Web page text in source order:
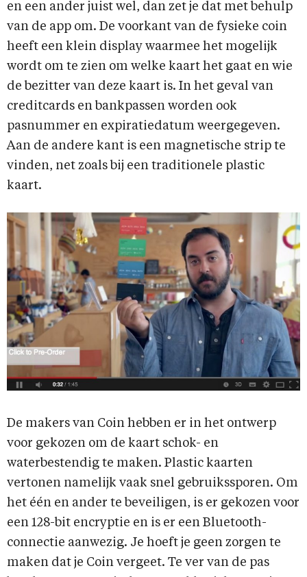
en een ander juist wel, dan zet je dat met behulp
van de app om. De voorkant van de fysieke coin
heeft een klein display waarmee het mogelijk
wordt om te zien om welke kaart het gaat en wie
de bezitter van deze kaart is. In het geval van
creditcards en bankpassen worden ook
pasnummer en expiratiedatum weergegeven.
Aan de andere kant is een magnetische strip te
vinden, net zoals bij een traditionele plastic
kaart.
De makers van Coin hebben er in het ontwerp
voor gekozen om de kaart schok- en
waterbestendig te maken. Plastic kaarten
vertonen namelijk vaak snel gebruikssporen. Om
het één en ander te beveiligen, is er gekozen voor
een 128-bit encryptie en is er een Bluetooth-
connectie aanwezig. Je hoeft je geen zorgen te
maken dat je Coin vergeet. Te ver van de pas